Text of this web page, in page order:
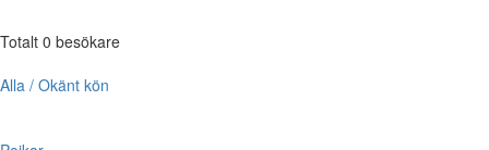
Totalt 0 besökare
Alla / Okänt kön